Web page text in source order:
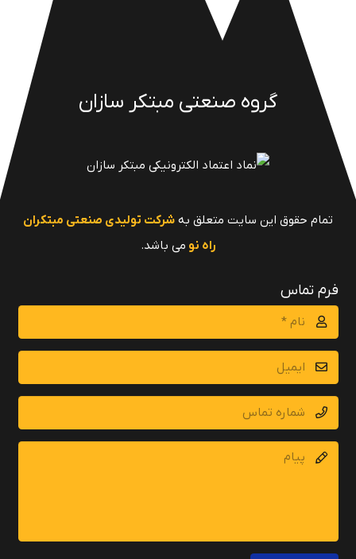
گروه صنعتی مبتکر سازان
تمام حقوق این سایت متعلق به شرکت تولیدی صنعتی مبتکران
راه نو می باشد.
فرم تماس